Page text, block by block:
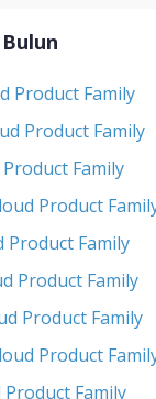
Product Family
Product Family
Family
Product
Product Family
Product Family
Product Family
Product
Product Family